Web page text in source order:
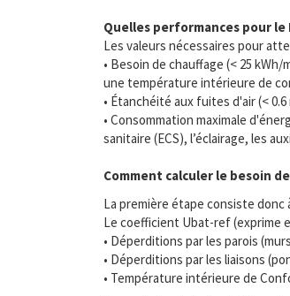
Quelles performances pour le
Les valeurs nécessaires pour
• Besoin de chauffage (< 25
une température intérieure de
• Étanchéité aux fuites d'air (< 0.6
• Consommation maximale
sanitaire (ECS), l’éclairage, les
Comment calculer le besoin
La première étape consiste donc
Le coefficient Ubat-ref (exprime
• Déperditions par les parois
• Déperditions par les liaisons
• Température intérieure de